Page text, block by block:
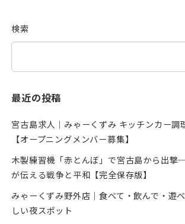
検索
最近の投稿
宮古島求人｜みゃーくずみ キッチンカー調
【オープニングメンバー募集】
木製練習機「赤とんぼ」で宮古島から出
が伝える戦争と平和【完全保存版】
みゃーくずみ野外店｜食べて・飲んで・遊
しい夜スポット